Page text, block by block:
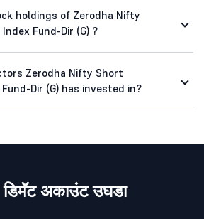
holdings of Zerodha Nifty
Fund-Dir (G) ?
Zerodha Nifty Short
Dir (G) has invested in?
अकाउंट उघडा